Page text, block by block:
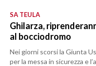
SA TEULA
Ghilarza,
al bocciodromo
Nei giorni scorsi la Giunta
per la messa in sicurezza e